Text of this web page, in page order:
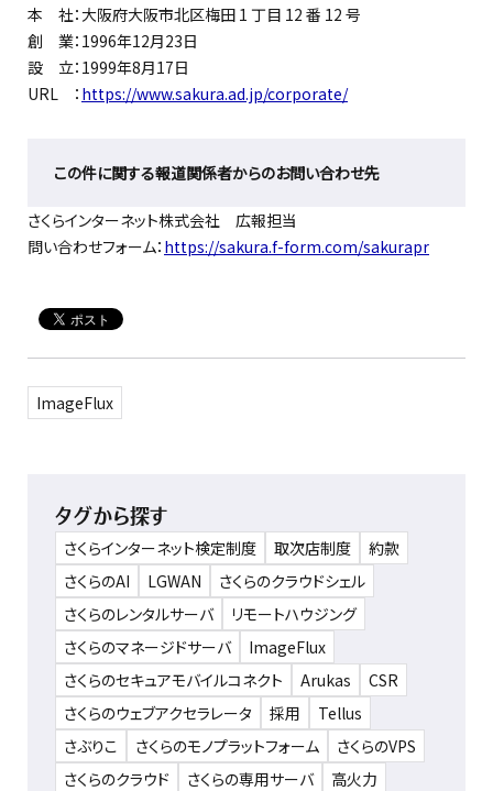
本 社：大阪府大阪市北区梅田 1 丁目 12 番 12 号
創 業：1996年12月23日
設 立：1999年8月17日
URL ： https://www.sakura.ad.jp/corporate/
この件に関する報道関係者からのお問い合わせ先
さくらインターネット株式会社 広報担当
問い合わせフォーム： https://sakura.f-form.com/sakurapr
ImageFlux
タグから探す
さくらインターネット検定制度 取次店制度
約款
さくらのAI
LGWAN
さくらのクラウドシェル
さくらのレンタルサーバ
リモートハウジング
さくらのマネージドサーバ
ImageFlux
さくらのセキュアモバイルコネクト
Arukas
CSR
さくらのウェブアクセラレータ
採用
Tellus
さぶりこ
さくらのモノプラットフォーム
さくらのVPS
さくらのクラウド
さくらの専用サーバ
高火力